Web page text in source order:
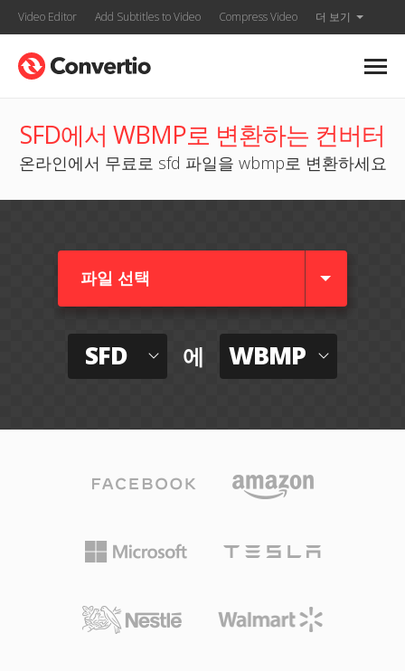
Video Editor Add Subtitles to Video Compress Video 더 보기
SFD에서 WBMP로 변환하는 컨버터
온라인에서 무료로 sfd 파일을 wbmp로 변환하세요
파일 선택
SFD 에 WBMP